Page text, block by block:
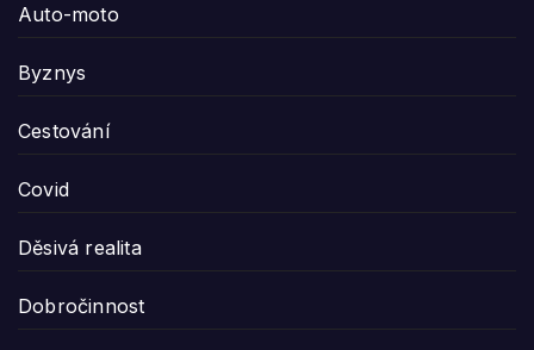
Auto-moto
Byznys
Cestování
Covid
Děsivá realita
Dobročinnost